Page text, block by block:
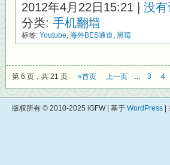
2012年4月22日15:21 | 没有
分类: 手机翻墙
标签: Youtube, 海外BES通道, 黑莓
第 6 页，共 21 页 «首页 上一页 ... 3 4
版权所有 © 2010-2025 iGFW | 基于 WordPress |